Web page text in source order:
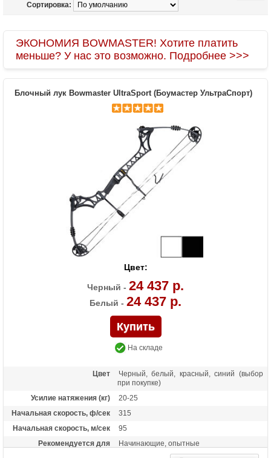
Сортировка:
ЭКОНОМИЯ BOWMASTER! Хотите платить
меньше? У нас это возможно. Подробнее >>>
Блочный лук Bowmaster UltraSport (Боумастер УльтраСпорт)
Цвет:
Черный - 24 437 р.
Белый - 24 437 р.
На складе
Цвет
Черный, белый, красный, синий (выбор
при покупке)
Усилие натяжения (кг)
20-25
Начальная скорость, ф/сек
315
Начальная скорость, м/сек
95
Рекомендуется для
Начинающие, опытные